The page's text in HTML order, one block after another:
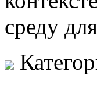
среду